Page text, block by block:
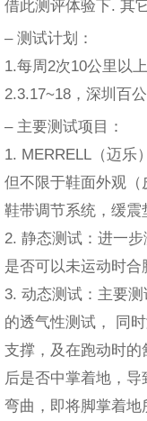
借此测评体验下. 其
– 测试计划：
1.每周2次10公里以
2.3.17~18，深圳百
– 主要测试项目：
1. MERRELL（迈乐
但不限于鞋面外观（
鞋带调节系统，缓震
2. 静态测试：进一
是否可以未运动时合
3. 动态测试：主要
的透气性测试， 同
支撑，及在跑动时
后是否中掌着地，
弯曲，即将脚掌着